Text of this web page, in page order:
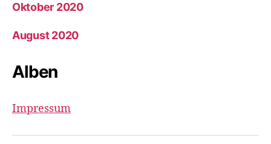
Oktober 2020
August 2020
Alben
Impressum